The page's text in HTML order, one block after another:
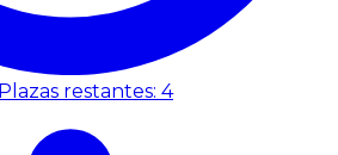
Plazas restantes: 4